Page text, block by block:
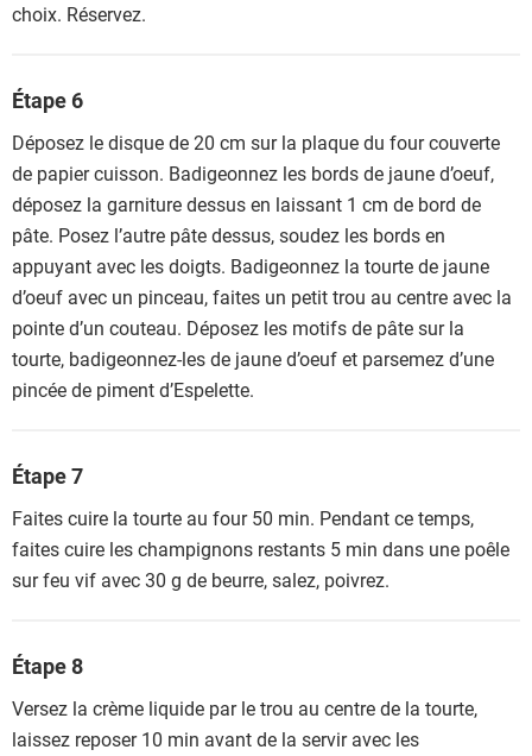
choix. Réservez.
Étape 6
Déposez le disque de 20 cm sur la plaque du four couverte
de papier cuisson. Badigeonnez les bords de jaune d’oeuf,
déposez la garniture dessus en laissant 1 cm de bord de
pâte. Posez l’autre pâte dessus, soudez les bords en
appuyant avec les doigts. Badigeonnez la tourte de jaune
d’oeuf avec un pinceau, faites un petit trou au centre avec la
pointe d’un couteau. Déposez les motifs de pâte sur la
tourte, badigeonnez-les de jaune d’oeuf et parsemez d’une
pincée de piment d’Espelette.
Étape 7
Faites cuire la tourte au four 50 min. Pendant ce temps,
faites cuire les champignons restants 5 min dans une poêle
sur feu vif avec 30 g de beurre, salez, poivrez.
Étape 8
Versez la crème liquide par le trou au centre de la tourte,
laissez reposer 10 min avant de la servir avec les